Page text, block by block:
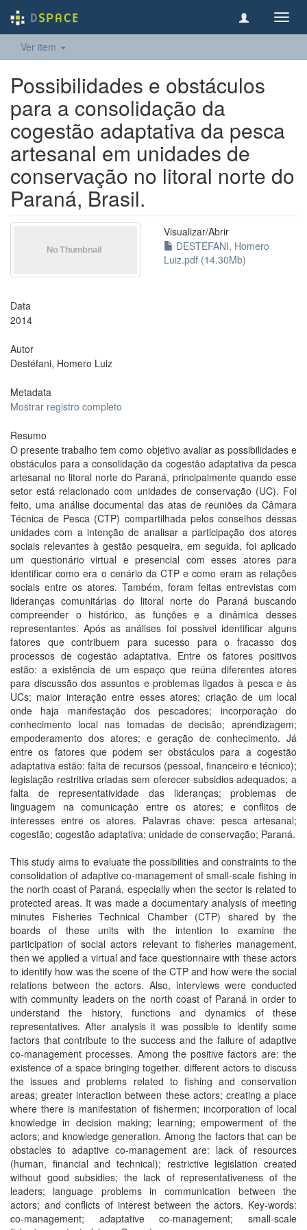
Ver item
Possibilidades e obstáculos
para a consolidação da
cogestão adaptativa da pesca
artesanal em unidades de
conservação no litoral norte do
Paraná, Brasil.
Visualizar/Abrir
DESTEFANI, Homero
Luiz.pdf (14.30Mb)
Data
2014
Autor
Destéfani, Homero Luiz
Metadata
Mostrar registro completo
Resumo
O presente trabalho tem como objetivo avaliar as possibilidades e
obstáculos para a consolidação da cogestão adaptativa da pesca
artesanal no litoral norte do Paraná, principalmente quando esse
setor está relacionado com unidades de conservação (UC). Foi
feito, uma análise documental das atas de reuniões da Câmara
Técnica de Pesca (CTP) compartilhada pelos conselhos dessas
unidades com a intenção de analisar a participação dos atores
sociais relevantes à gestão pesqueira, em seguida, foi aplicado
um questionário virtual e presencial com esses atores para
identificar como era o cenário da CTP e como eram as relações
sociais entre os atores. Também, foram feitas entrevistas com
lideranças comunitárias do litoral norte do Paraná buscando
compreender o histórico, as funções e a dinâmica desses
representantes. Após as análises foi possivel identificar alguns
fatores que contribuem para sucesso para o fracasso dos
processos de cogestão adaptativa. Entre os fatores positivos
estão: a existência de um espaço que reúna diferentes atores
para discussão dos assuntos e problemas ligados à pesca e às
UCs; maior interação entre esses atores; criação de um local
onde haja manifestação dos pescadores; incorporação do
conhecimento local nas tomadas de decisão; aprendizagem;
empoderamento dos atores; e geração de conhecimento. Já
entre os fatores que podem ser obstáculos para a cogestão
adaptativa estão: falta de recursos (pessoal, financeiro e técnico);
legislação restritiva criadas sem oferecer subsidios adequados; a
falta de representatividade das lideranças; problemas de
linguagem na comunicação entre os atores; e conflitos de
interesses entre os atores. Palavras chave: pesca artesanal;
cogestão; cogestão adaptativa; unidade de conservação; Paraná.
This study aims to evaluate the possibilities and constraints to the
consolidation of adaptive co-management of small-scale fishing in
the north coast of Paraná, especially when the sector is related to
protected areas. It was made a documentary analysis of meeting
minutes Fisheries Technical Chamber (CTP) shared by the
boards of these units with the intention to examine the
participation of social actors relevant to fisheries management,
then we applied a virtual and face questionnaire with these actors
to identify how was the scene of the CTP and how were the social
relations between the actors. Also, interviews were conducted
with community leaders on the north coast of Paraná in order to
understand the history, functions and dynamics of these
representatives. After analysis it was possible to identify some
factors that contribute to the success and the failure of adaptive
co-management processes. Among the positive factors are: the
existence of a space bringing together. different actors to discuss
the issues and problems related to fishing and conservation
areas; greater interaction between these actors; creating a place
where there is manifestation of fishermen; incorporation of local
knowledge in decision making; learning; empowerment of the
actors; and knowledge generation. Among the factors that can be
obstacles to adaptive co-management are: lack of resources
(human, financial and technical); restrictive legislation created
without good subsidies; the lack of representativeness of the
leaders; language problems in communication between the
actors; and conflicts of interest between the actors. Key-words:
co-management; adaptative co-management; small-scale